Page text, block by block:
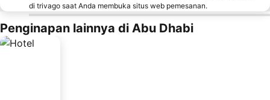
di trivago saat Anda membuka situs web pemesanan.
Penginapan lainnya di Abu Dhabi